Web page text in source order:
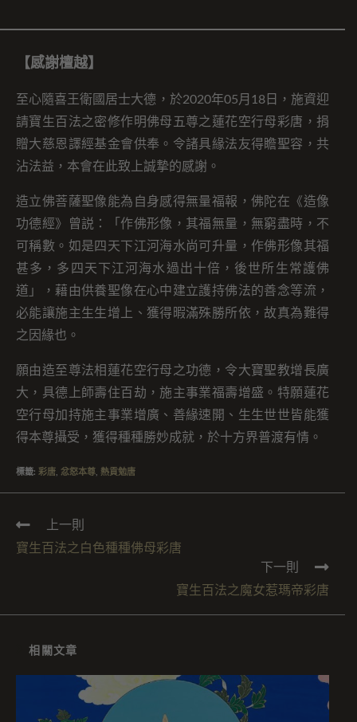
【感謝檀越】
至心隨喜王衛國居士大德，於2020年05月18日，施資迎
請寶生百法之密修作明佛母五尊之蓮花空行母彩唐，捐
贈大慈恩譯經基金會供奉。令諸具緣法友得瞻聖容，共
沾法益，本會在此致上誠摯的感謝。
造立佛菩薩聖像能為自身感得無量福報，佛陀在《造像
功德經》曾説：「作佛形像，其福無量，無窮盡時，不
可稱數。如是四天下江河海水尚可升量，作佛形像其福
甚多，多四天下江河海水過出十倍，後世所生常護佛
道」，藉由供養聖像在心中建立護持佛法的善念等流，
必能讓施主生生增上、獲得暇滿殊勝所依，故真為難得
之因緣也。
願由造至尊法相蓮花空行母之功德，令大寶聖教增長廣
大，具德上師壽住百劫，施主事業福壽增盛。特願蓮花
空行母加持施主事業增廣、善緣速開、生生世世皆能獲
得本尊攝受，獲得種種勝妙成就，於十方界普渡有情。
標籤: 彩唐 忿怒本尊 熱貢勉唐
上一則
寶生百法之白色種種佛母彩唐
下一則
寶生百法之魔女惹瑪帝彩唐
相關文章